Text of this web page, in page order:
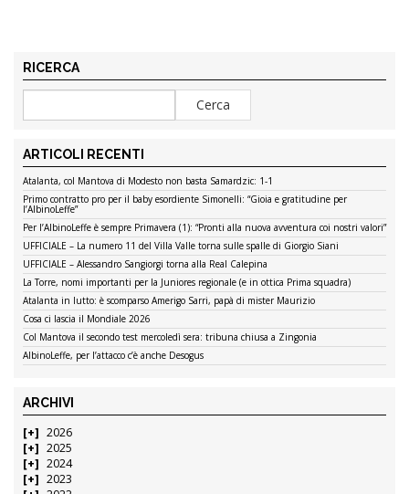
RICERCA
ARTICOLI RECENTI
Atalanta, col Mantova di Modesto non basta Samardzic: 1-1
Primo contratto pro per il baby esordiente Simonelli: “Gioia e gratitudine per
l’AlbinoLeffe”
Per l’AlbinoLeffe è sempre Primavera (1): “Pronti alla nuova avventura coi nostri valori”
UFFICIALE – La numero 11 del Villa Valle torna sulle spalle di Giorgio Siani
UFFICIALE – Alessandro Sangiorgi torna alla Real Calepina
La Torre, nomi importanti per la Juniores regionale (e in ottica Prima squadra)
Atalanta in lutto: è scomparso Amerigo Sarri, papà di mister Maurizio
Cosa ci lascia il Mondiale 2026
Col Mantova il secondo test mercoledì sera: tribuna chiusa a Zingonia
AlbinoLeffe, per l’attacco c’è anche Desogus
ARCHIVI
2026
2025
2024
2023